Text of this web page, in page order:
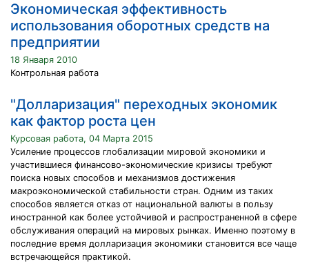
Экономическая эффективность
использования оборотных средств на
предприятии
18 Января 2010
Контрольная работа
"Долларизация" переходных экономик
как фактор роста цен
Курсовая работа, 04 Марта 2015
Усиление процессов глобализации мировой экономики и
участившиеся финансово-экономические кризисы требуют
поиска новых способов и механизмов достижения
макроэкономической стабильности стран. Одним из таких
способов является отказ от национальной валюты в пользу
иностранной как более устойчивой и распространенной в сфере
обслуживания операций на мировых рынках. Именно поэтому в
последние время долларизация экономики становится все чаще
встречающейся практикой.